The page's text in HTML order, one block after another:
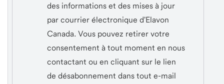
des informations et des mises à jour
par courrier électronique d'Elavon
Canada. Vous pouvez retirer votre
consentement à tout moment en nous
contactant ou en cliquant sur le lien
de désabonnement dans tout e-mail